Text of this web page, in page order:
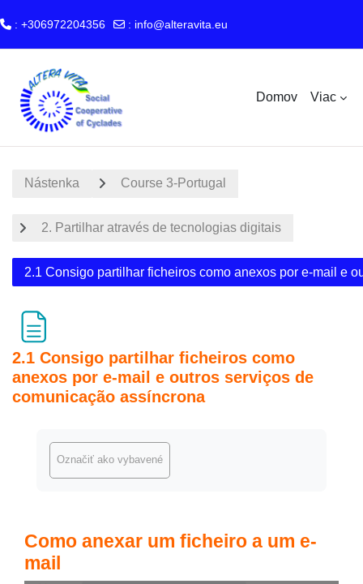
: +306972204356 : info@alteravita.eu
Domov Viac
Nástenka Course 3-Portugal
2. Partilhar através de tecnologias digitais
2.1 Consigo partilhar ficheiros como anexos por e-mail e
2.1 Consigo partilhar ficheiros como
anexos por e-mail e outros serviços de
comunicação assíncrona
Označiť ako vybavené
Como anexar um ficheiro a um e-
mail